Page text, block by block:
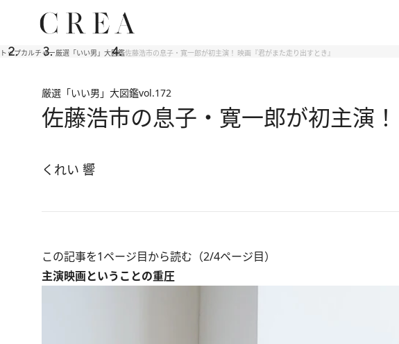
トップカルチャー厳選「いい男」大図鑑佐藤浩市の息子・寛一郎が初主演！ 映画『君がまた走り出すとき』
厳選「いい男」大図鑑vol.172
佐藤浩市の息子・寛一郎が初主演
くれい 響
この記事を1ページ目から読む（2/4ページ目）
主演映画ということの重圧